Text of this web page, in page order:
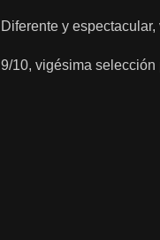
Diferente y
9/10, vigésima